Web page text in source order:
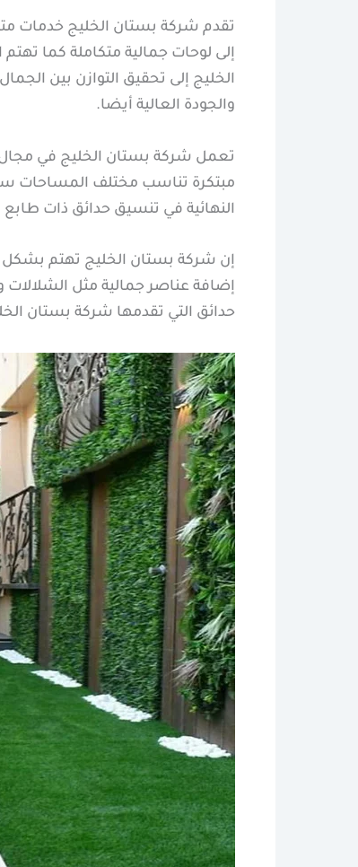
تقدم شركة بستان الخليج خدمات
إلى لوحات جمالية متكاملة كما
الخليج إلى تحقيق التوازن بين
والجودة العالية أيضا.
تعمل شركة بستان الخليج في مجال
مبتكرة تناسب مختلف المساحات
النهائية في تنسيق حدائق ذات طابع
إن شركة بستان الخليج تهتم بشكل
إضافة عناصر جمالية مثل
حدائق التي تقدمها شركة بستان